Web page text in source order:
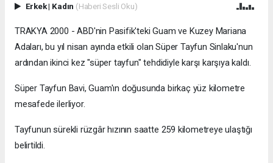
Erkek| Kadın (Haberi Sesli Oku)
TRAKYA 2000 - ABD'nin Pasifik'teki Guam ve Kuzey Mariana
Adaları, bu yıl nisan ayında etkili olan Süper Tayfun Sinlaku'nun
ardından ikinci kez "süper tayfun" tehdidiyle karşı karşıya kaldı.
Süper Tayfun Bavi, Guam'ın doğusunda birkaç yüz kilometre
mesafede ilerliyor.
Tayfunun sürekli rüzgâr hızının saatte 259 kilometreye ulaştığı
belirtildi.